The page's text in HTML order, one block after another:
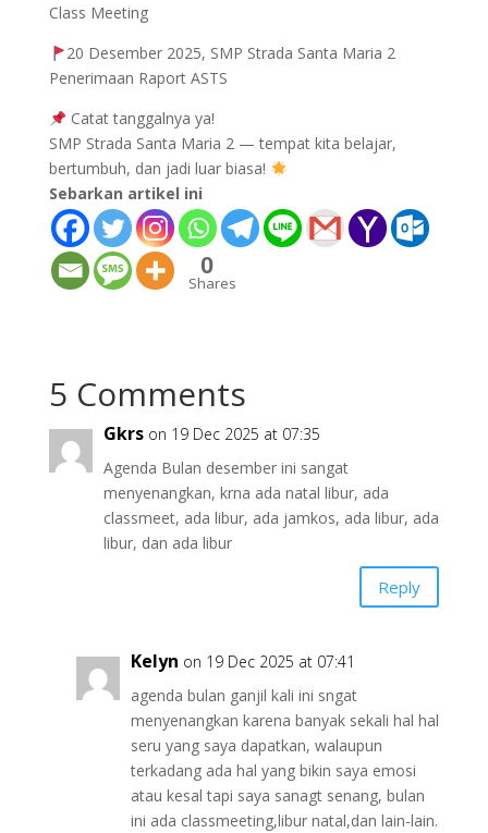
Class Meeting
20 Desember 2025, SMP Strada Santa Maria 2
Penerimaan Raport ASTS
Catat tanggalnya ya!
SMP Strada Santa Maria 2 — tempat kita belajar,
bertumbuh, dan jadi luar biasa!
Sebarkan artikel ini
0
Shares
5 Comments
Gkrs on 19 Dec 2025 at 07:35
Agenda Bulan desember ini sangat
menyenangkan, krna ada natal libur, ada
classmeet, ada libur, ada jamkos, ada libur, ada
libur, dan ada libur
Reply
Kelyn on 19 Dec 2025 at 07:41
agenda bulan ganjil kali ini sngat
menyenangkan karena banyak sekali hal hal
seru yang saya dapatkan, walaupun
terkadang ada hal yang bikin saya emosi
atau kesal tapi saya sanagt senang, bulan
ini ada classmeeting,libur natal,dan lain-lain.